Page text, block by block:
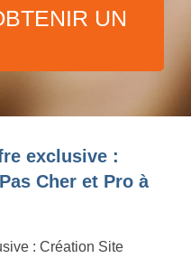
UN
exclusive :
Cher et Pro à
: Création Site